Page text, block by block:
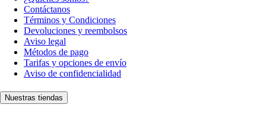
Contáctanos
Términos y Condiciones
Devoluciones y reembolsos
Aviso legal
Métodos de pago
Tarifas y opciones de envío
Aviso de confidencialidad
Nuestras tiendas